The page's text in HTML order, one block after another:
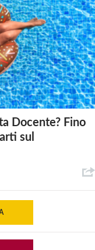
Docente? Fino
sul